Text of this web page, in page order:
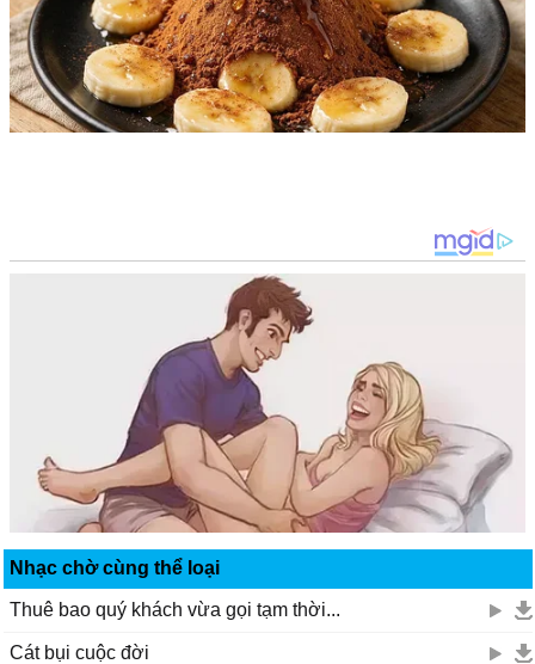
Nhạc chờ cùng thể loại
Thuê bao quý khách vừa gọi tạm thời...
Cát bụi cuộc đời